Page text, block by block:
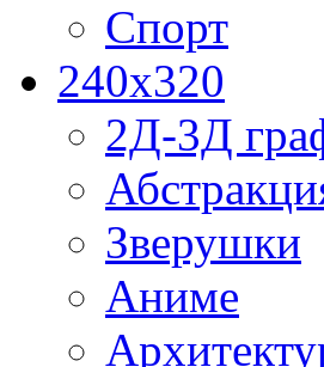
Спорт
240x320
2Д-3Д
Зверушки
Аниме